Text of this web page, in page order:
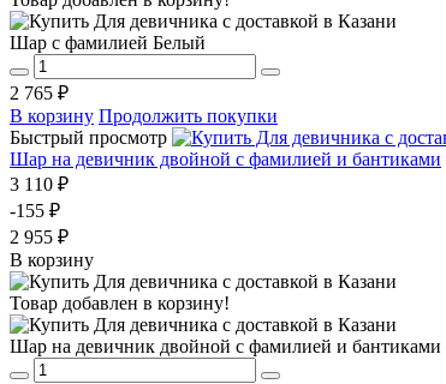
Шар с фамилией Белый
2 765 ₽
В корзину Продолжить покупки
Быстрый просмотр
Шар на девичник двойной с фамилией и бантиками
3 110 ₽
-155 ₽
2 955 ₽
В корзину
Товар добавлен в корзину!
Шар на девичник двойной с фамилией и бантиками